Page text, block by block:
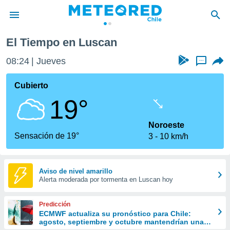
de
por
se
calidad.
a este
las
y
forma
digital
basada
El Tiempo en Luscan
08:24 Jueves ...
Cubierto
19°
Sensación de 19°
Noroeste
3
10 km/h
Aviso de nivel amarillo
Alerta moderada por tormenta en Luscan hoy
Predicción
ECMWF actualiza su pronóstico para Chile:
agosto, septiembre y octubre mantendrían una